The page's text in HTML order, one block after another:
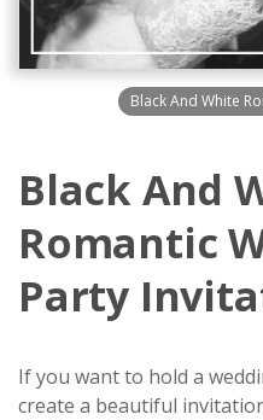
Black And White
Black And
Romantic
Party
If you want to hold a
create a beautiful